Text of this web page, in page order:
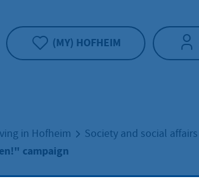
(MY) HOFHEIM
in Hofheim Society and social affairs
campaign